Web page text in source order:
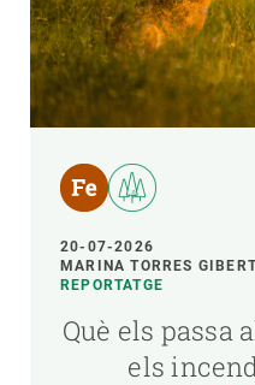
20-07-2026
MARINA TORRES
REPORTATGE
Què els passa
els